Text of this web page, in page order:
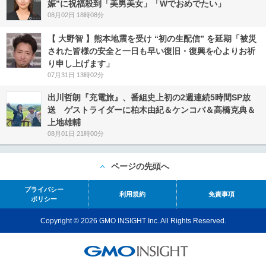
娠”に祝福殺到「美男美女」「Wでおめでたい」
08月02日 18時08分
【 大野智 】熊本地震を受け “初の生配信” を延期「被災
された皆様の安全と一日も早い復旧・復興を心よりお祈
り申し上げます」
07月31日 13時02分
出川哲朗『充電旅』、番組史上初の2週連続5時間SP放
送 ゲストライダーに柏木由紀＆ケンコバ＆高橋克典＆
上地雄輔
08月01日 21時00分
ページの先頭へ
プライバシー
ポリシー
利用規約 免責事項
Copyright © 2026 GMO INSIGHT Inc. All Rights Reserved.